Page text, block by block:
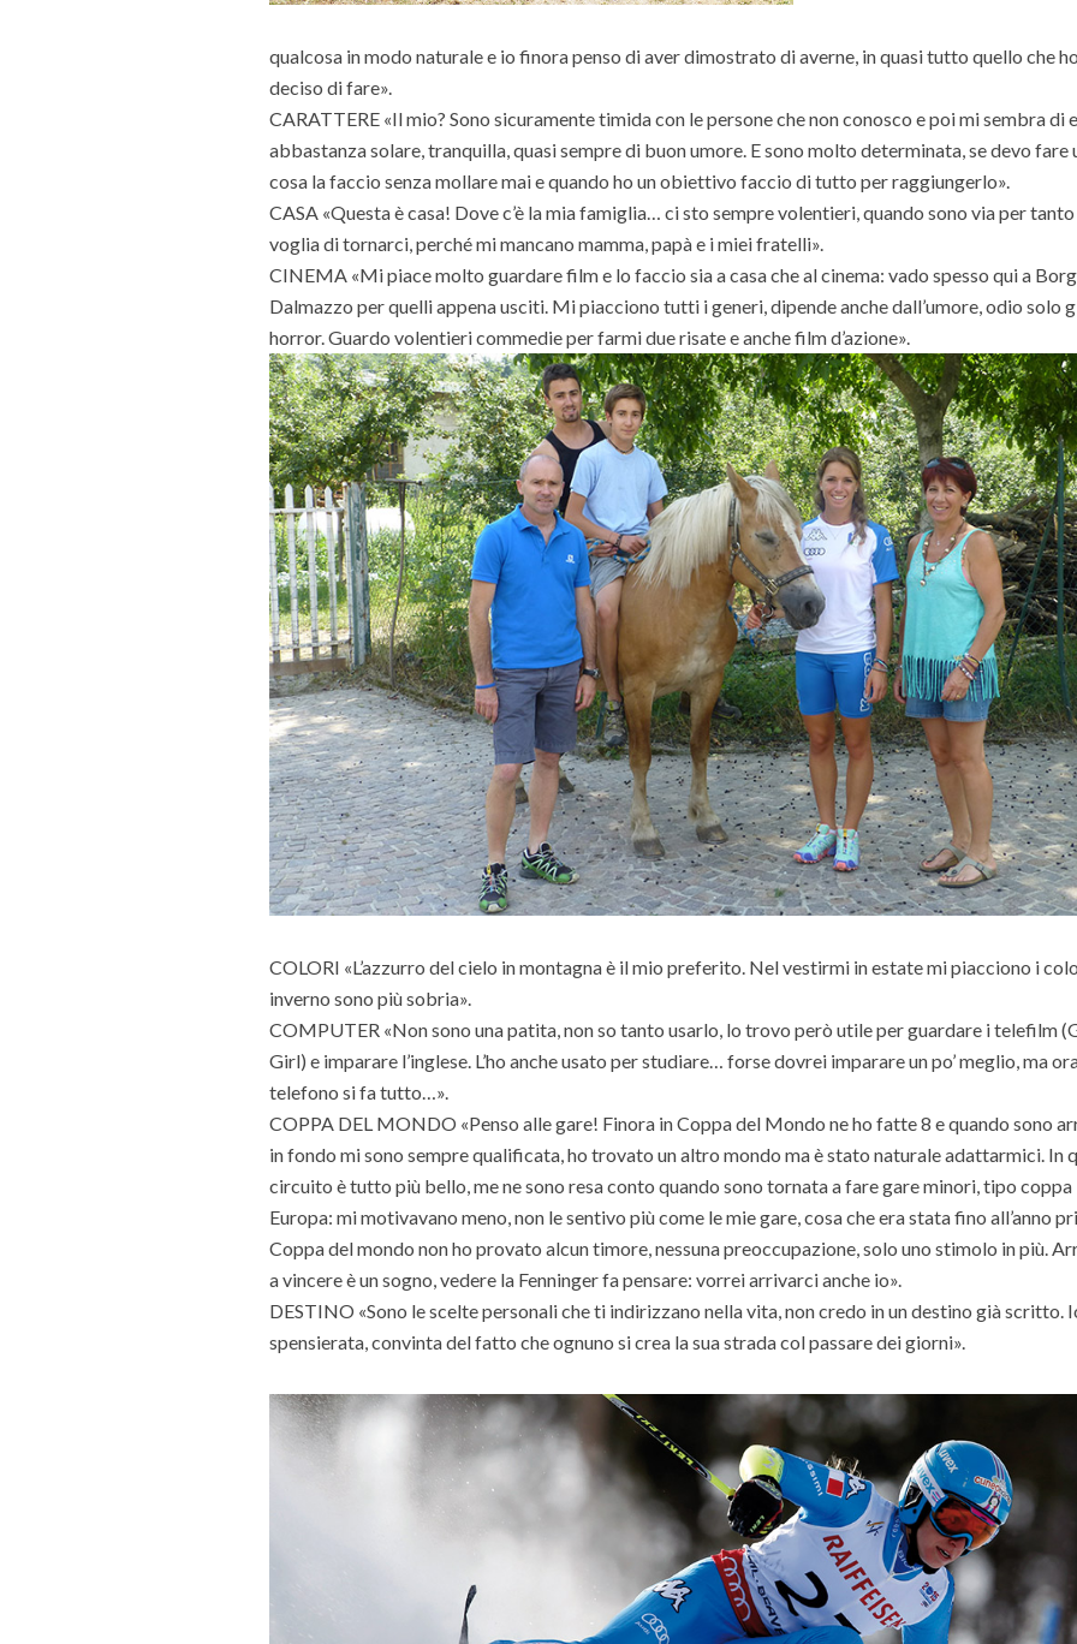
qualcosa in modo naturale e io finora penso di aver dimostrato di averne, in quasi tutto quello che
deciso di fare».
CARATTERE «Il mio? Sono sicuramente timida con le persone che non conosco e poi mi sembra di
abbastanza solare, tranquilla, quasi sempre di buon umore. E sono molto determinata, se devo fare
cosa la faccio senza mollare mai e quando ho un obiettivo faccio di tutto per raggiungerlo».
CASA «Questa è casa! Dove c’è la mia famiglia… ci sto sempre volentieri, quando sono via per
voglia di tornarci, perché mi mancano mamma, papà e i miei fratelli».
CINEMA «Mi piace molto guardare film e lo faccio sia a casa che al cinema: vado spesso qui a
Dalmazzo per quelli appena usciti. Mi piacciono tutti i generi, dipende anche dall’umore, odio solo
horror. Guardo volentieri commedie per farmi due risate e anche film d’azione».
COLORI «L’azzurro del cielo in montagna è il mio preferito. Nel vestirmi in estate mi piacciono i
inverno sono più sobria».
COMPUTER «Non sono una patita, non so tanto usarlo, lo trovo però utile per guardare i telefilm
Girl) e imparare l’inglese. L’ho anche usato per studiare… forse dovrei imparare un po’ meglio, ma
telefono si fa tutto…».
COPPA DEL MONDO «Penso alle gare! Finora in Coppa del Mondo ne ho fatte 8 e quando sono
in fondo mi sono sempre qualificata, ho trovato un altro mondo ma è stato naturale adattarmici. In
circuito è tutto più bello, me ne sono resa conto quando sono tornata a fare gare minori, tipo coppa
Europa: mi motivavano meno, non le sentivo più come le mie gare, cosa che era stata fino all’anno
Coppa del mondo non ho provato alcun timore, nessuna preoccupazione, solo uno stimolo in più.
a vincere è un sogno, vedere la Fenninger fa pensare: vorrei arrivarci anche io».
DESTINO «Sono le scelte personali che ti indirizzano nella vita, non credo in un destino già scritto.
spensierata, convinta del fatto che ognuno si crea la sua strada col passare dei giorni».